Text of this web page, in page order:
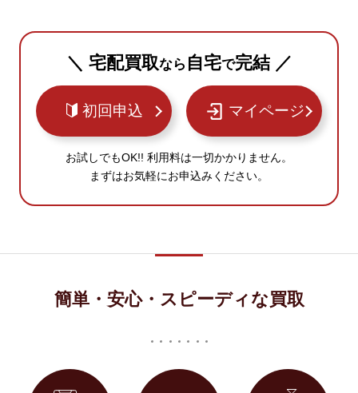
＼ 宅配買取なら 自宅で完結 ／
初回申込 マイページ
お試しでもOK!! 利用料は一切かかりません。
まずはお気軽にお申込みください。
簡単・安心・スピーディな買取